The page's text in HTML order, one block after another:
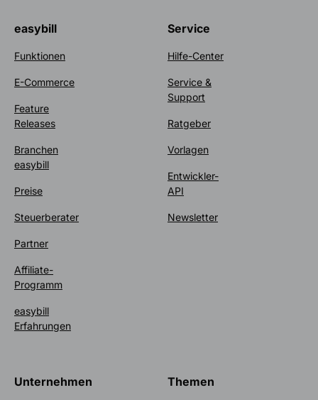
easybill
Funktionen
E-Commerce
Feature
Releases
Branchen
easybill
Preise
Steuerberater
Partner
Affiliate-
Programm
easybill
Erfahrungen
Service
Hilfe-Center
Service &
Support
Ratgeber
Vorlagen
Entwickler-
API
Newsletter
Unternehmen Themen